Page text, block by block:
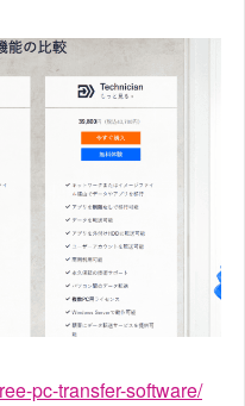
pc-transfer-software/